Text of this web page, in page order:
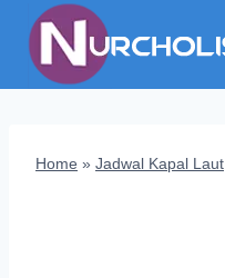
content
Home » Jadwal Kapal Laut